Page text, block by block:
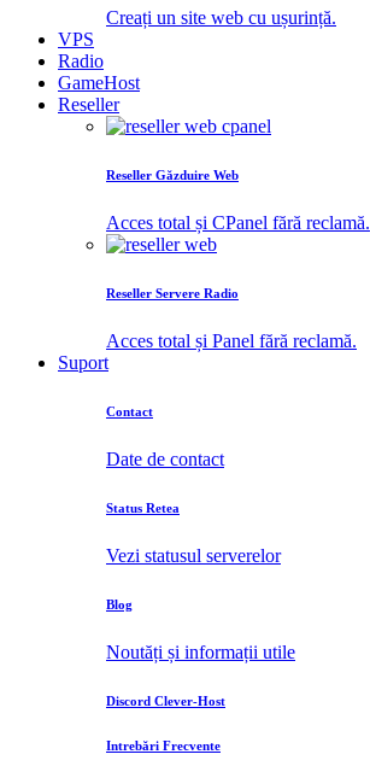
Creați un site web cu ușurință.
VPS
Radio
GameHost
Reseller
Reseller Găzduire Web
Acces total și CPanel fără reclamă.
Reseller Servere Radio
Acces total și Panel fără reclamă.
Suport
Contact
Date de contact
Status Retea
Vezi statusul serverelor
Blog
Noutăți și informații utile
Discord Clever-Host
Intrebări Frecvente